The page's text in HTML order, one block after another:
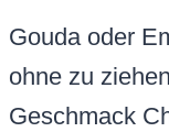
Gouda oder
ohne zu
Geschmack